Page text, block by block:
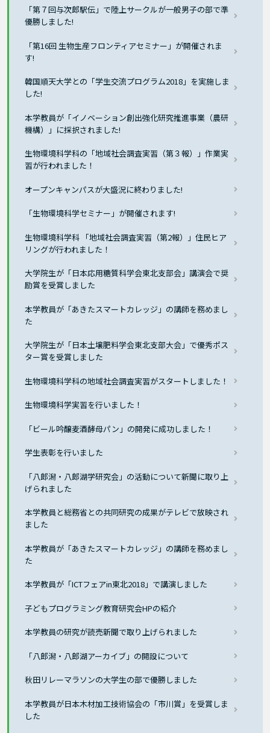
「第７回与次郎駅伝」で陸上サークルが一般男子の部で準
優勝しました!
「第16回 生物生産フロンティアセミナー」が開催されま
す!
韓国順天大学との「学生交流プログラム2018」を実施しま
した!
本学教員が「イノベーション創出強化研究推進事業（農研
機構）」に採択されました!
生物環境科学科の「地域社会調査実習（第３報）」作業実
習が行われました！
オープンキャンパスが大盛況に終わりました!
「生物環境科学セミナー」が開催されます!
生物環境科学科 「地域社会調査実習（第2報）」住民ヒア
リングが行われました！
大学院生が「日本応用糖質科学会東北支部会」講演会で奨
励賞を受賞しました
本学教員が「あきたスマートカレッジ」の講師を務めまし
た
大学院生が「日本土壌肥料学会東北支部大会」で優秀ポス
ター賞を受賞しました
生物環境科学科の地域社会調査実習がスタートしました！
生物環境科学実習を行いました！
「ビール吟醸麦酒酵母パン」の開発に成功しました！
学生表彰を行いました
「八郎潟・八郎湖学研究会」の活動について新聞に取り上
げられました
本学教員と総務省との共同研究の成果がテレビで放映され
ました
本学教員が「あきたスマートカレッジ」の講師を務めまし
た
本学教員が「ICTフェアin東北2018」で講演しました
子どもプログラミング教育研究会HPの紹介
本学教員の研究が読売新聞で取り上げられました
「八郎潟・八郎湖アーカイブ」の開設について
秋田リレーマラソンの大学生の部で優勝しました
本学教員が日本木材加工技術協会の「市川賞」を受賞しま
した